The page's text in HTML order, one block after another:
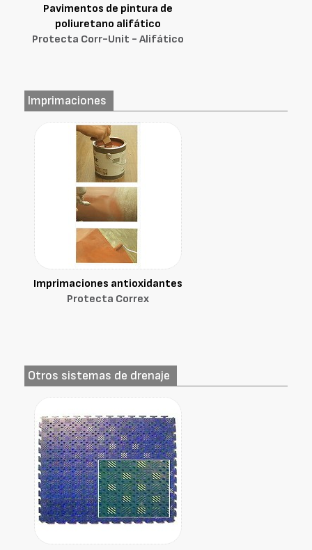
Pavimentos de pintura de
poliuretano alifático
Protecta Corr-Unit - Alifático
Imprimaciones
Imprimaciones antioxidantes
Protecta Correx
Otros sistemas de drenaje